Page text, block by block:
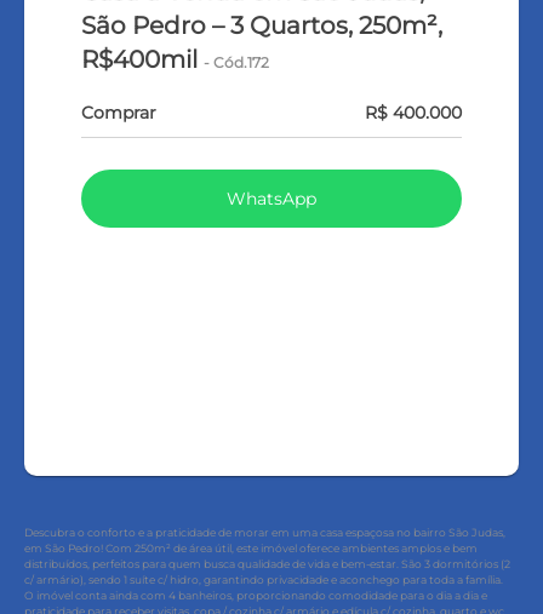
São Pedro – 3 Quartos, 250m²,
R$400mil - Cód.172
Comprar R$ 400.000
WhatsApp
Descubra o conforto e a praticidade de morar em uma casa espaçosa no bairro São Judas,
em São Pedro! Com 250m² de área útil, este imóvel oferece ambientes amplos e bem
distribuídos, perfeitos para quem busca qualidade de vida e bem-estar. São 3 dormitórios (2
c/ armário), sendo 1 suíte c/ hidro, garantindo privacidade e aconchego para toda a família.
O imóvel conta ainda com 4 banheiros, proporcionando comodidade para o dia a dia e
praticidade para receber visitas, copa / cozinha c/ armário e edícula c/ cozinha, quarto e wc.